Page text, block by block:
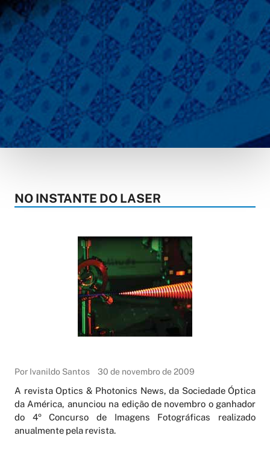
NO INSTANTE DO LASER
Por Ivanildo Santos 30 de novembro de 2009
A revista Optics & Photonics News, da Sociedade Óptica
da América, anunciou na edição de novembro o ganhador
do 4º Concurso de Imagens Fotográficas realizado
anualmente pela revista.